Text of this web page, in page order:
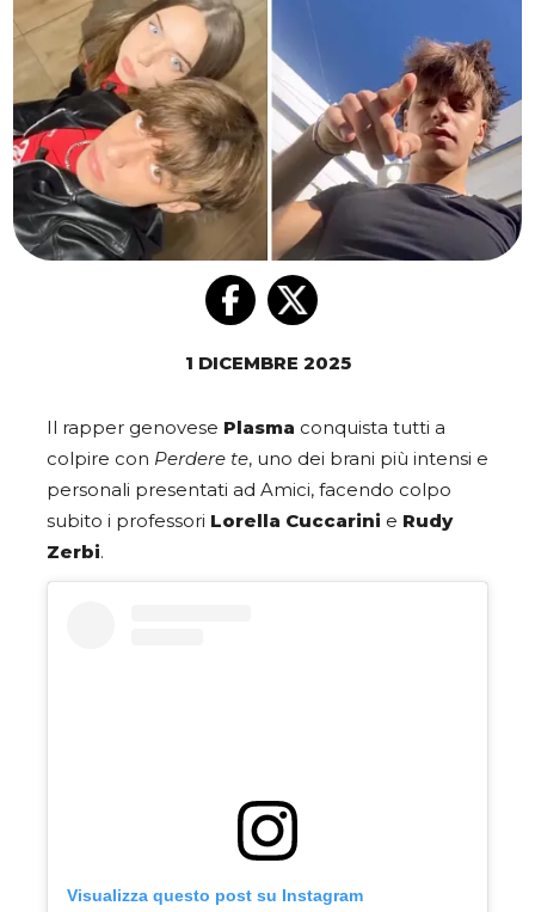
1 DICEMBRE 2025
Il rapper genovese Plasma conquista tutti a
colpire con Perdere te, uno dei brani più intensi e
personali presentati ad Amici, facendo colpo
subito i professori Lorella Cuccarini e Rudy
Zerbi.
Visualizza questo post su Instagram